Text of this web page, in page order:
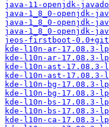
java-11-openjdk-
java-1_8_0-openjdk-
java-1_8_0-openjdk-
java-1_8_0-openjdk-
jeos-firstboot-
kde-l10n-ar-17.08.3-
kde-l10n-ar-17.08.3-
kde-l10n-ast-
kde-l10n-ast-17.08.3-
kde-l10n-bg-17.08.3-
kde-l10n-bg-17.08.3-
kde-l10n-bs-17.08.3-
kde-l10n-bs-17.08.3-
kde-l10n-ca-17.08.3-